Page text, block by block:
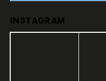
INSTAGRAM